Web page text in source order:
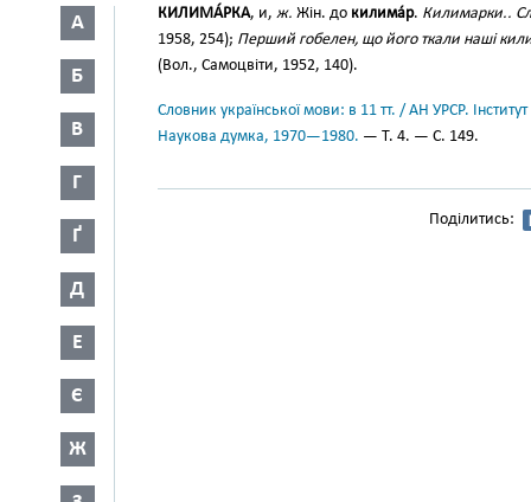
А
Б
В
Г
Ґ
Д
Е
Є
Ж
КИЛИМА́РКА, и, ж. Жін. до килима́р. Килимарки..
1958, 254); Перший гобелен, що його ткали наші
(Вол., Самоцвіти, 1952, 140).
Словник української мови: в 11 тт. / АН УРСР.
Наукова думка, 1970—1980. — Т. 4. — С. 149.
Поділитись: